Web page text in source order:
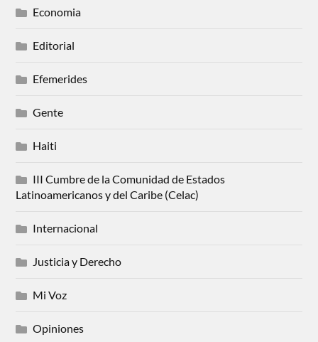
Economia
Editorial
Efemerides
Gente
Haiti
III Cumbre de la Comunidad de Estados
Latinoamericanos y del Caribe (Celac)
Internacional
Justicia y Derecho
Mi Voz
Opiniones